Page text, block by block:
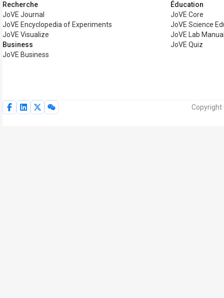
Recherche
JoVE Journal
JoVE Encyclopedia of Experiments
JoVE Visualize
Business
JoVE Business
Éducation
JoVE Core
JoVE Science
JoVE Lab
JoVE Quiz
Copyright